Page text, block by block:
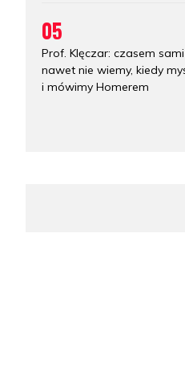
05
Prof. Klęczar: czasem sami
nawet nie wiemy, kiedy
i mówimy Homerem